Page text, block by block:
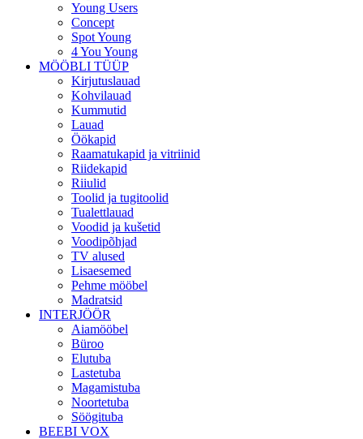
Young Users
Concept
Spot Young
4 You Young
MÖÖBLI TÜÜP
Kirjutuslauad
Kohvilauad
Kummutid
Lauad
Öökapid
Raamatukapid ja vitriinid
Riidekapid
Riiulid
Toolid ja tugitoolid
Tualettlauad
Voodid ja kušetid
Voodipõhjad
TV alused
Lisaesemed
Pehme mööbel
Madratsid
INTERJÖÖR
Aiamööbel
Büroo
Elutuba
Lastetuba
Magamistuba
Noortetuba
Söögituba
BEEBI VOX